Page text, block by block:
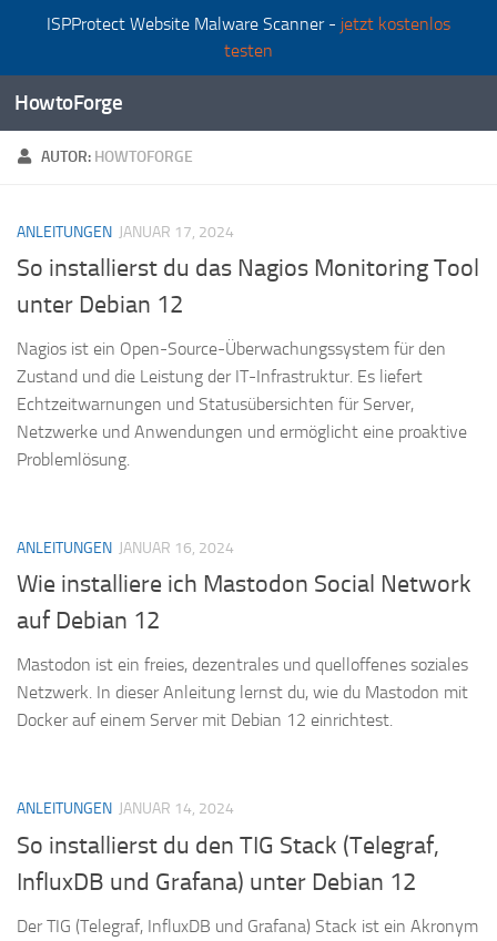
ISPProtect Website Malware Scanner - jetzt kostenlos
testen
Zum Inhalt springen
HowtoForge
AUTOR: HOWTOFORGE
ANLEITUNGEN JANUAR 17, 2024
So installierst du das Nagios Monitoring Tool
unter Debian 12
Nagios ist ein Open-Source-Überwachungssystem für den
Zustand und die Leistung der IT-Infrastruktur. Es liefert
Echtzeitwarnungen und Statusübersichten für Server,
Netzwerke und Anwendungen und ermöglicht eine proaktive
Problemlösung.
ANLEITUNGEN JANUAR 16, 2024
Wie installiere ich Mastodon Social Network
auf Debian 12
Mastodon ist ein freies, dezentrales und quelloffenes soziales
Netzwerk. In dieser Anleitung lernst du, wie du Mastodon mit
Docker auf einem Server mit Debian 12 einrichtest.
ANLEITUNGEN JANUAR 14, 2024
So installierst du den TIG Stack (Telegraf,
InfluxDB und Grafana) unter Debian 12
Der TIG (Telegraf, InfluxDB und Grafana) Stack ist ein Akronym